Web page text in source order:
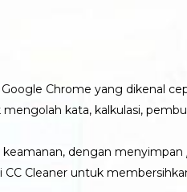
Chrome yang dikenal
kata, kalkulasi,
dengan menyimpan
CC Cleaner untuk